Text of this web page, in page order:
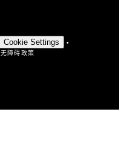
Cookie Settings
无障碍政策